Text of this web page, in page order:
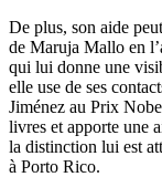
De plus, son aide
de Maruja Mallo en
qui lui donne une
elle use de ses
Jiménez au Prix
livres et apporte une
la distinction lui est
à Porto Rico.